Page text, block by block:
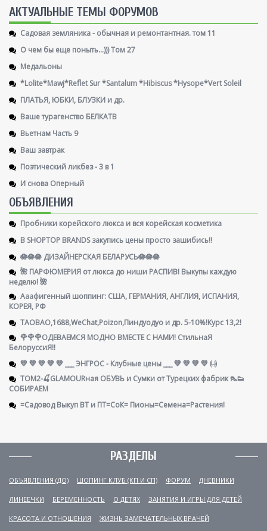
AКТУАЛЬНЫЕ ТЕМЫ ФОРУМОВ
Садовая земляника - обычная и ремонтантная. том 11
О чем бы еще поныть...))) Том 27
Медальоны
*Lolite*Mawj*Reflet Sur *Santalum *Hibiscus *Hysope*Vert Soleil
ПЛАТЬЯ, ЮБКИ, БЛУЗКИ и др.
Ваше турагенство БЕЛКАТВ
Вьетнам Часть 9
Ваш завтрак
Поэтический ликбез - 3 в 1
И снова Оперный
ОБЪЯВЛЕНИЯ
Пробники корейского люкса и вся корейская косметика
В SHOPTOP BRANDS закупись цены просто зашибись!!
🪷🪷🪷 ДИЗАЙНЕРСКАЯ БЕЛАРУСЬ🪷🪷🪷
🌺 ПАРФЮМЕРИЯ от люкса до ниши РАСПИВ! Выкупы каждую
неделю! 🌺
Ааафигенный шоппинг: США, ГЕРМАНИЯ, АНГЛИЯ, ИСПАНИЯ,
КОРЕЯ, РФ
TAOBAO,1688,WeChat,Poizon,Пиндуодуо и др. 5-10%!Курс 13,2!
🌹🌹🌹ОДЕВАЕМСЯ МОДНО ВМЕСТЕ С НАМИ! СтильнаЯ
БелоруссиЯ‼
💛 💚 💛 💚 💛 ___ ЭНГРОС - Клубные цены ___ 💚 💛 💚 💛 ㈏
ТОМ2-🍒GLAMOURная ОБУВЬ и Сумки от Турецких фабрик 👠👟
СОБИРАЕМ
=Садовод Выкуп ВТ и ПТ=СоК= Пионы=Семена=Растения!
РАЗДЕЛЫ
ОБЪЯВЛЕНИЯ (ДО) ШОПИНГ КЛУБ (КП И СП) ФОРУМ ДНЕВНИКИ
ЛИНЕЕЧКИ БЕРЕМЕННОСТЬ О ДЕТЯХ ЗАНЯТИЯ И ИГРЫ ДЛЯ ДЕТЕЙ
КРАСОТА И ОТНОШЕНИЯ ЖИЗНЬ ЗАМЕЧАТЕЛЬНЫХ ВРАЧЕЙ